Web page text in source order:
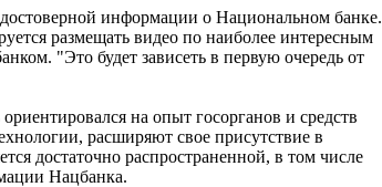
информации о Национальном банке.
размещать видео по наиболее интересным
"Это будет зависеть в первую очередь от
на опыт госорганов и средств
расширяют свое присутствие в
достаточно распространенной, в том числе
Нацбанка.